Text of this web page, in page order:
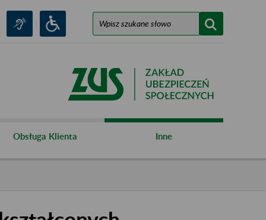
Obsługa Klienta Inne